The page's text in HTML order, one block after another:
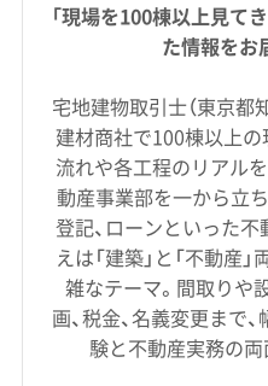
「現場を100棟以上見て
た情報をお
宅地建物取引士（東京都
建材商社で100棟以上の
流れや各工程のリアル
動産事業部を一から立
登記、ローンといった
えは「建築」と「不動産
雑なテーマ。間取りや
画、税金、名義変更まで
験と不動産実務の両